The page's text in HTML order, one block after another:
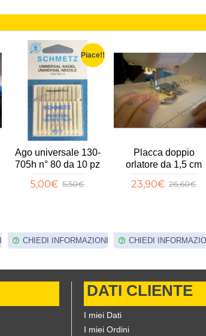
Piace!!
Ago universale 130-
705h n° 80 da 10 pz
5,00€ 5,50€
CHIEDI INFORMAZIONI
Placca doppio
orlatore da 1,5 cm
23,90€ 26,60€
CHIEDI
DATI CLIENTE
I miei Dati
I miei Ordini